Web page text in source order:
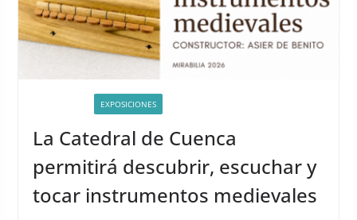
EXPOSICIONES
La Catedral de Cuenca
permitirá descubrir, escuchar y
tocar instrumentos medievales